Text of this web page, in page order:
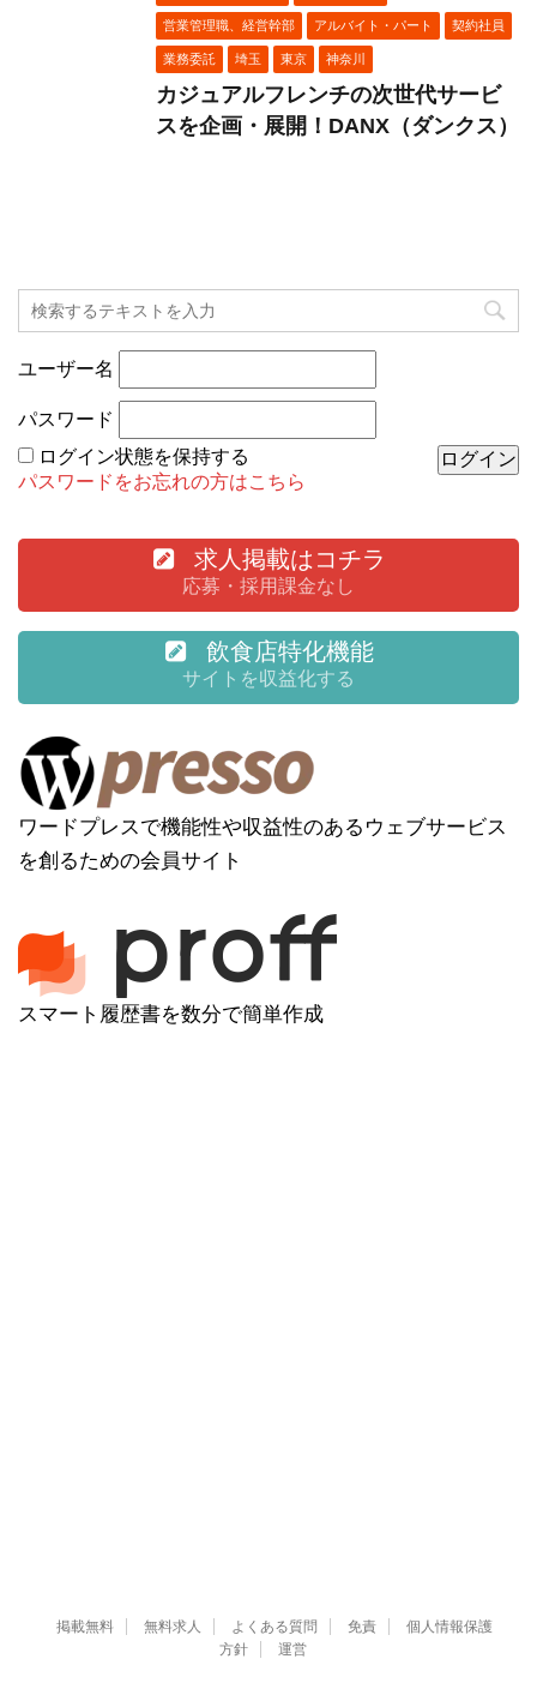
営業管理職、経営幹部 アルバイト・パート 契約社員
業務委託 埼玉 東京 神奈川
カジュアルフレンチの次世代サービ
スを企画・展開！DANX（ダンクス）
ユーザー名
パスワード
ログイン状態を保持する
パスワードをお忘れの方はこちら
求人掲載はコチラ
応募・採用課金なし
飲食店特化機能
サイトを収益化する
ワードプレスで機能性や収益性のあるウェブサービス
を創るための会員サイト
スマート履歴書を数分で簡単作成
掲載無料 無料求人 よくある質問 免責
個人情報保護
方針
運営